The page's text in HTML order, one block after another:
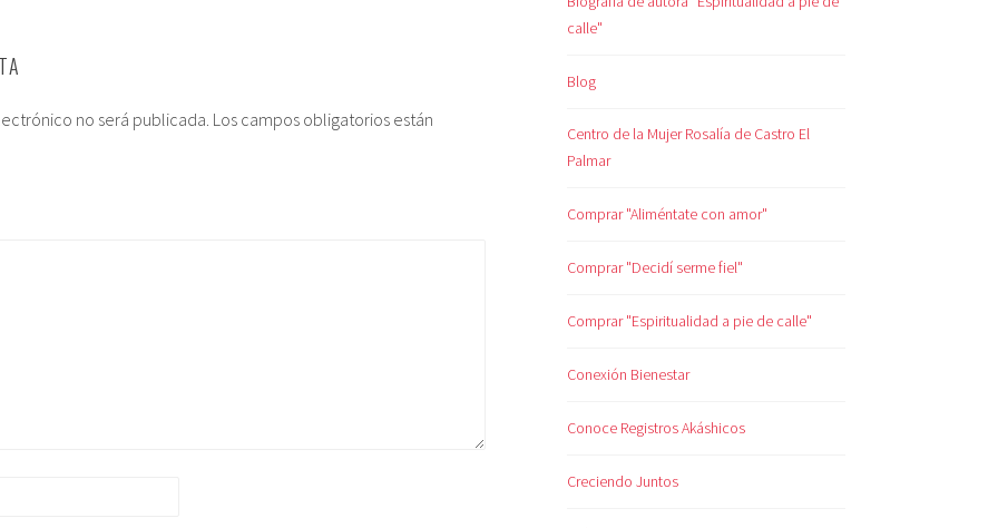
no será publicada. Los campos obligatorios están
calle"
Blog
Centro de la Mujer Rosalía de Castro El
Palmar
Comprar "Aliméntate con amor"
Comprar "Decidí serme fiel"
Comprar "Espiritualidad a pie de calle"
Conexión Bienestar
Conoce Registros Akáshicos
Creciendo Juntos